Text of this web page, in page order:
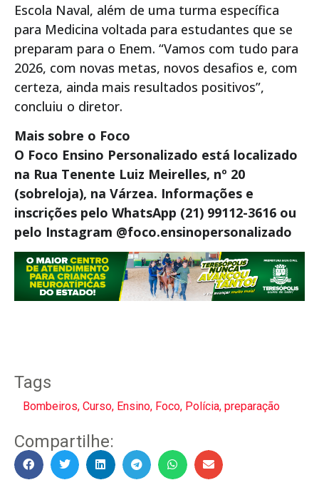
Escola Naval, além de uma turma específica
para Medicina voltada para estudantes que se
preparam para o Enem. “Vamos com tudo para
2026, com novas metas, novos desafios e, com
certeza, ainda mais resultados positivos”,
concluiu o diretor.
Mais sobre o Foco
O Foco Ensino Personalizado está localizado
na Rua Tenente Luiz Meirelles, nº 20
(sobreloja), na Várzea. Informações e
inscrições pelo WhatsApp (21) 99112-3616 ou
pelo Instagram @foco.ensinopersonalizado
Tags
Bombeiros, Curso, Ensino, Foco, Polícia, preparação
Compartilhe: